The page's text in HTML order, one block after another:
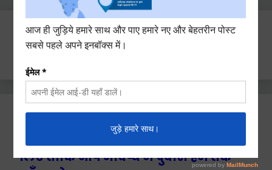
Search
for:
Ctrl+D दबाएँ हमे बुकमार्क / सेव करने के
लिए ताकि आप भविष्य में दुबारा हम तक